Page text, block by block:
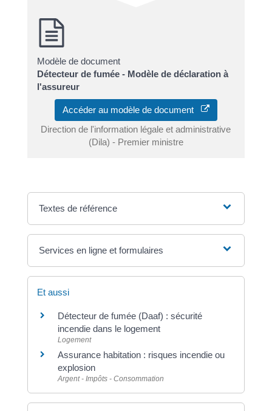
Modèle de document
Détecteur de fumée - Modèle de déclaration à
l'assureur
Accéder au modèle de document
Direction de l'information légale et administrative
(Dila) - Premier ministre
Textes de référence
Services en ligne et formulaires
Et aussi
Détecteur de fumée (Daaf) : sécurité
incendie dans le logement
Logement
Assurance habitation : risques incendie ou
explosion
Argent - Impôts - Consommation